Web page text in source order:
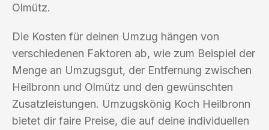
Olmütz.
Die Kosten für deinen Umzug hängen von
verschiedenen Faktoren ab, wie zum Beispiel der
Menge an Umzugsgut, der Entfernung zwischen
Heilbronn und Olmütz und den gewünschten
Zusatzleistungen. Umzugskönig Koch Heilbronn
bietet dir faire Preise, die auf deine individuellen